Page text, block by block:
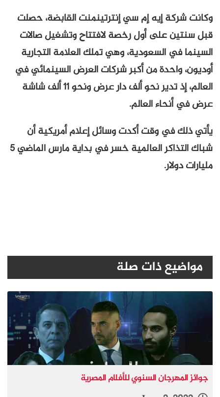
وكانت شركة إيه إم سي إنترتينمنت القابضة، حصلت
قبل سنتين على أول رخصة لافتتاح وتشغيل صالات
السينما في السعودية، وهي تملك العلامة التجارية
أوديون، واحدة من أكبر شركات العرض السينمائي في
العالم، إذ تدير نحو ألف دار عرض ونحو 11 ألف شاشة
عرض في أنحاء العالم.
يأتي ذلك في وقت أكدت وسائل إعلام أمريكية أن
شباك التذاكر العالمية خسر في بداية مارس الماضي 5
مليارات دولار.
مواضيع ذات صلة
جوائز المهرجان السنوي للأفلام المصرية